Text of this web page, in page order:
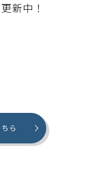
新中！
ら